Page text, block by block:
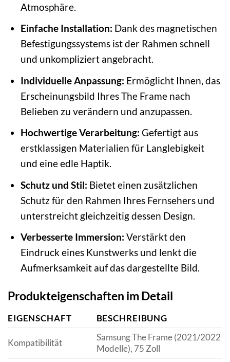
Atmosphäre.
Einfache Installation: Dank des magnetischen
Befestigungssystems ist der Rahmen schnell
und unkompliziert angebracht.
Individuelle Anpassung: Ermöglicht Ihnen, das
Erscheinungsbild Ihres The Frame nach
Belieben zu verändern und anzupassen.
Hochwertige Verarbeitung: Gefertigt aus
erstklassigen Materialien für Langlebigkeit
und eine edle Haptik.
Schutz und Stil: Bietet einen zusätzlichen
Schutz für den Rahmen Ihres Fernsehers und
unterstreicht gleichzeitig dessen Design.
Verbesserte Immersion: Verstärkt den
Eindruck eines Kunstwerks und lenkt die
Aufmerksamkeit auf das dargestellte Bild.
Produkteigenschaften im Detail
EIGENSCHAFT BESCHREIBUNG
Kompatibilität
Samsung The Frame (2021/2022
Modelle), 75 Zoll